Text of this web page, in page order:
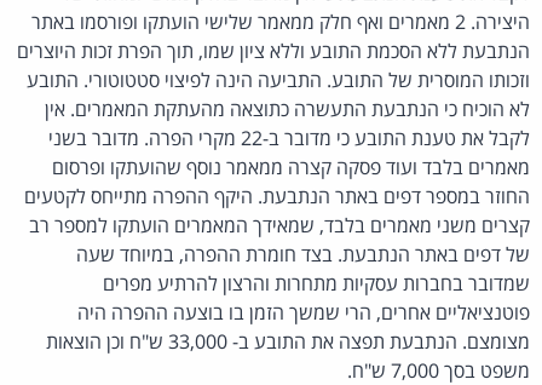
היצירה. 2 מאמרים ואף חלק ממאמר שלישי הועתקו ופורסמו באתר
הנתבעת ללא הסכמת התובע וללא ציון שמו, תוך הפרת זכות היוצרים
וזכותו המוסרית של התובע. התביעה הינה לפיצוי סטטוטורי. התובע
לא הוכיח כי הנתבעת התעשרה כתוצאה מהעתקת המאמרים. אין
לקבל את טענת התובע כי מדובר ב-22 מקרי הפרה. מדובר בשני
מאמרים בלבד ועוד פסקה קצרה ממאמר נוסף שהועתקו ופרסום
החוזר במספר דפים באתר הנתבעת. היקף ההפרה מתייחס לקטעים
קצרים משני מאמרים בלבד, שמאידך המאמרים הועתקו למספר רב
של דפים באתר הנתבעת. בצד חומרת ההפרה, במיוחד שעה
שמדובר בחברות עסקיות מתחרות והרצון להרתיע מפרים
פוטנציאליים אחרים, הרי שמשך הזמן בו בוצעה ההפרה היה
מצומצם. הנתבעת תפצה את התובע ב- 33,000 ש"ח וכן הוצאות
משפט בסך 7,000 ש"ח.